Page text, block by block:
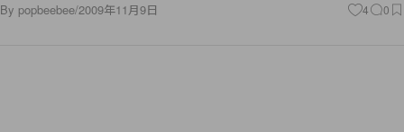
By popbeebee/2009年11月9日 4 0